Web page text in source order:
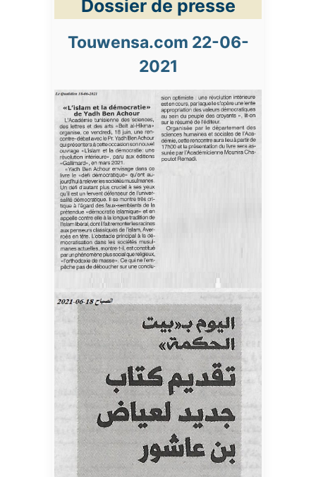
Dossier de presse
Touwensa.com 22-06-
2021